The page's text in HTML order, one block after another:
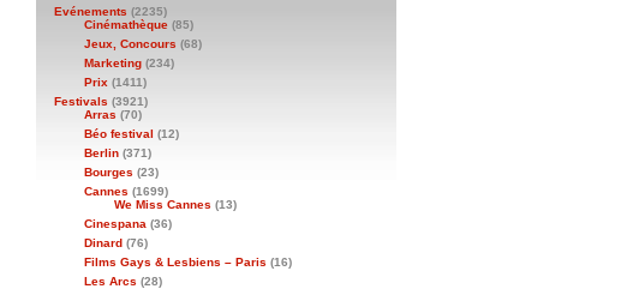
Evénements (2235)
Cinémathèque (85)
Jeux, Concours (68)
Marketing (234)
Prix (1411)
Festivals (3921)
Arras (70)
Béo festival (12)
Berlin (371)
Bourges (23)
Cannes (1699)
We Miss Cannes (13)
Cinespana (36)
Dinard (76)
Films Gays & Lesbiens – Paris (16)
Les Arcs (28)